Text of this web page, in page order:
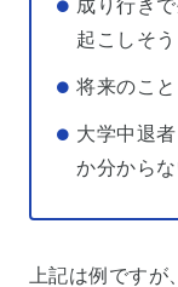
成り行き
起こしそう
将来のこ
大学中退
か分から
上記は例です